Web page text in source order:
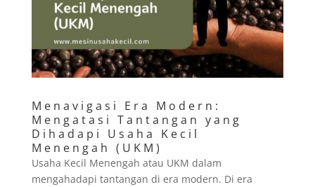
Menavigasi Era Modern:
Mengatasi Tantangan yang
Dihadapi Usaha Kecil
Menengah (UKM)
Usaha Kecil Menengah atau UKM dalam
mengahadapi tantangan di era modern. Di era